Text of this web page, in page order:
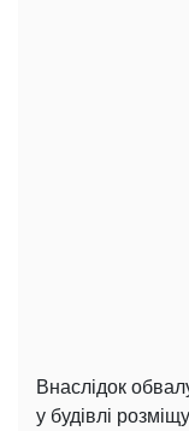
Внаслідок
у будівлі